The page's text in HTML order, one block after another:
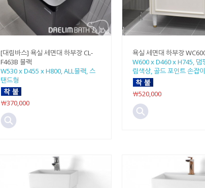
[대림바스] 욕실 세면대 하부장 CL-
F463B 블랙
W530 x D455 x H800, ALL블랙, 스
탠드형
￦370,000
욕실 세면대 하부장
W600 x D460 x H745, 댐
림색상, 골드 포인트 손잡이
￦520,000